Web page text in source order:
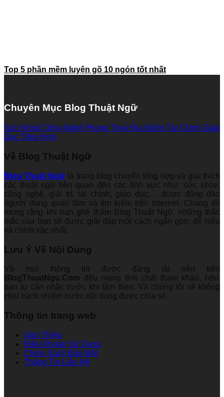
Top 5 phần mềm luyện gõ 10 ngón tốt nhất
Chuyên Mục Blog Thuật Ngữ
Sức Khoẻ Công Nghệ Phong Thuỷ Địa Điểm Tài Chính Giáo
Dục Tổng Hợp
Về Blog Thuật Ngữ
Blog Thuật Ngữlà trang blog chuyên tổng hợp và giải thích
các thuật ngữ liên quan đến các lĩnh vực như: sức khỏe,
công nghệ, giải trí, tài chính, giáo dục,… được đông đảo
người dùng quan tâm và tìm kiếm trên internet. Chúng tôi
mong rằng khi bạn ghé thăm Blog Thuật Ngữ, những thắc
mắc của bạn sẽ được giải đáp một cách ngắn gọn, dễ hiểu
và chính xác nhất.
Lưu Ý Về Nội Dung
Và mọi thông tin được đăng tải trên trên
BlogThuatNgu.Com đều mang tính chất tham khảo, nên
bạn tự cân nhắc trước khi làm theo. Và chúng tôi sẽ không
chịu trách nhiệm trước nội dung được chia sẻ.
Thông tin trang web
Giới Thiệu
Điều Khoản Sử Dụng
Chính Sách Bảo Mật
Thông Tin Liên Hệ